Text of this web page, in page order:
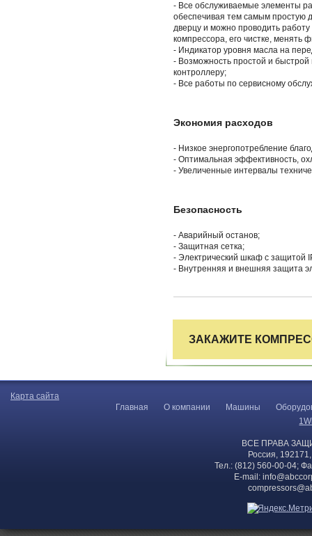
- Все обслуживаемые элементы
обеспечивая тем самым простую
дверцу и можно проводить
компрессора, его чистке, менять
- Индикатор уровня масла на
- Возможность простой и быстрой
контроллеру;
- Все работы по сервисному
Экономия расходов
- Низкое энергопотребление
- Оптимальная эффективность,
- Увеличенные интервалы
Безопасность
- Аварийный останов;
- Защитная сетка;
- Электрический шкаф с защитой
- Внутренняя и внешняя защита
ЗАКАЖИТЕ
Карта сайта
Главная
О компании Машины
ВСЕ ПРАВА
Россия,
Тел.: (812) 560-00-04;
E-mail: